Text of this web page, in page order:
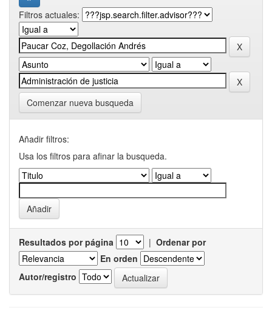
Filtros actuales:
Comenzar nueva busqueda
Añadir filtros:
Usa los filtros para afinar la busqueda.
Resultados por página | Ordenar por
En orden
Autor/registro